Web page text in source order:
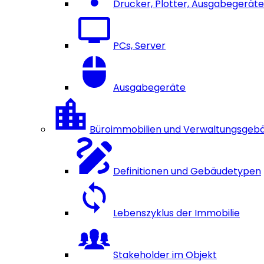
Drucker, Plotter, Ausgabegeräte
PCs, Server
Ausgabegeräte
Büroimmobilien und
Definitionen und Gebäudetypen
Lebenszyklus der Immobilie
Stakeholder im Objekt